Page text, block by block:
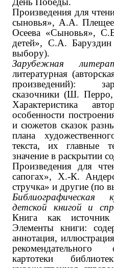
Произведения для
сыновья», А.А.
Осеева «Сыновья»,
детей», С.А.
выбору)‌.
Зарубежная
литературная
произведений)‌:
сказочники (Ш.
Характеристика
особенности
и сюжетов сказок
плана
текста, их главные
значение в раскрытии
Произведения для
сапогах», Х.-К.
стручка» ‌и другие (по
Библиографическая
детской книгой и
Книга как
Элементы книги:
аннотация,
рекомендательного
картотеки